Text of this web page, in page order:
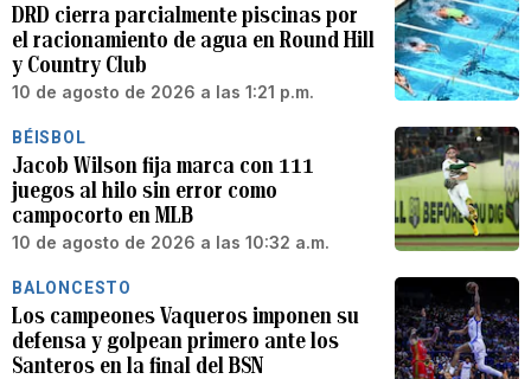
DRD cierra parcialmente piscinas por
el racionamiento de agua en Round Hill
y Country Club
10 de agosto de 2026 a las 1:21 p.m.
BÉISBOL
Jacob Wilson fija marca con 111
juegos al hilo sin error como
campocorto en MLB
10 de agosto de 2026 a las 10:32 a.m.
BALONCESTO
Los campeones Vaqueros imponen su
defensa y golpean primero ante los
Santeros en la final del BSN